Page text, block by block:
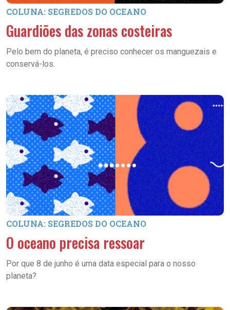
COLUNA: SEGREDOS DO OCEANO
Guardiões das zonas costeiras
Pelo bem do planeta, é preciso conhecer os manguezais e
conservá-los.
COLUNA: SEGREDOS DO OCEANO
O oceano precisa ressoar
Por que 8 de junho é uma data especial para o nosso
planeta?